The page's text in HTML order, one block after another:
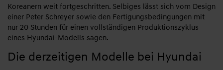
Koreanern weit fortgeschritten. Selbiges lässt sich vom Design
einer Peter Schreyer sowie den Fertigungsbedingungen mit
nur 20 Stunden für einen vollständigen Produktionszyklus
eines Hyundai-Modells sagen.
Die derzeitigen Modelle bei Hyundai